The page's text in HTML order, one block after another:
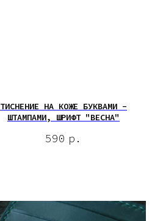
ТИСНЕНИЕ НА КОЖЕ БУКВАМИ -
ШТАМПАМИ, ШРИФТ "ВЕСНА"
590 р.